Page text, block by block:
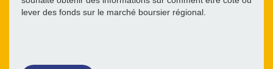
lever des fonds sur le marché boursier régional.